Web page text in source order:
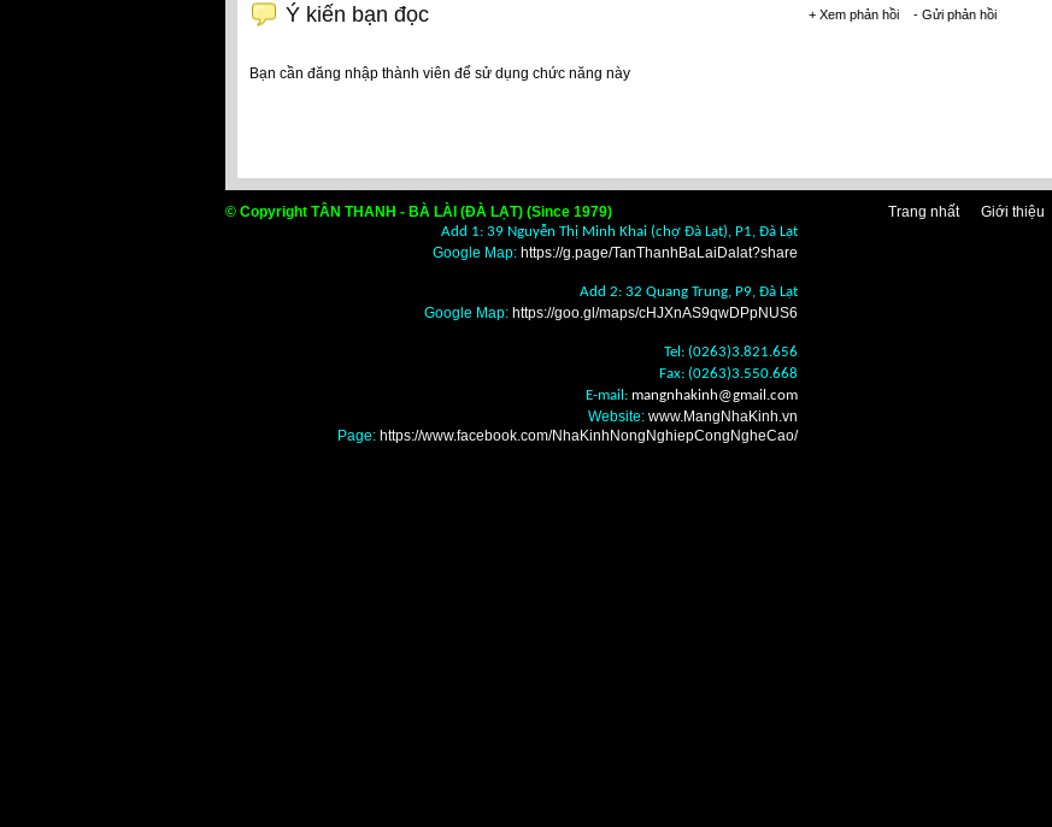
+ Xem phản hồi - Gửi phản hồi
Ý kiến bạn đọc
Bạn cần đăng nhập thành viên để sử dụng chức năng này
© Copyright TÂN THANH - BÀ LÀI (ĐÀ LẠT) (Since 1979)
Add 1: 39 Nguyễn Thị Minh Khai (chợ Đà Lạt), P1, Đà Lạt
Google Map: https://g.page/TanThanhBaLaiDalat?share
Add 2: 32 Quang Trung, P9, Đà Lạt
Google Map: https://goo.gl/maps/cHJXnAS9qwDPpNUS6
Tel: (0263)3.821.656
Fax: (0263)3.550.668
E-mail: mangnhakinh@gmail.com
Website: www.MangNhaKinh.vn
Page: https://www.facebook.com/NhaKinhNongNghiepCongNgheCao/
Trang nhất Giới thiệu